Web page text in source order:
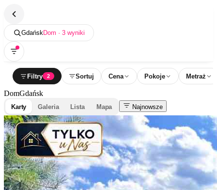
GdańskDom · 3 wyniki
Filtry 2 Sortuj Cena Pokoje Metraż
DomGdańsk
Karty Galeria Lista Mapa Najnowsze